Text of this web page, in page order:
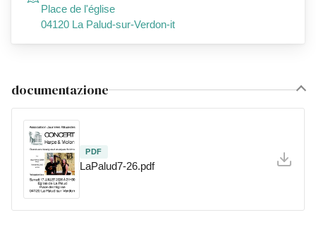
documentazione
PDF
LaPalud7-26.pdf
Place de l'église
04120 La Palud-sur-Verdon-it